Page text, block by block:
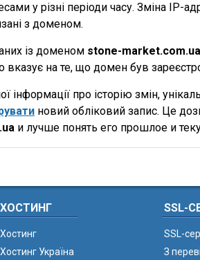
у різні періоди часу. Зміна IP-
з доменом.
із доменом stone-market.com.ua
вказує на те, що домен був
інформації про історію змін,
новий обліковий запис. Це
и лучше понять его прошлое и
ХОСТИНГ
Хостинг
Хостинг Україна
SSL-
SSL-
З